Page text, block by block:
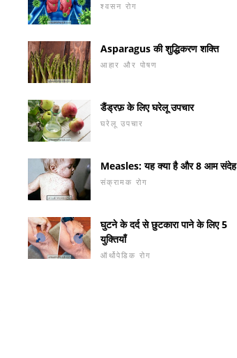
श्वसन रोग
Asparagus की शुद्धिकरण शक्ति
आहार और पोषण
डैंड्रफ़ के लिए घरेलू उपचार
घरेलू उपचार
Measles: यह क्या है और 8 आम संदेह
संक्रामक रोग
घुटने के दर्द से छुटकारा पाने के लिए 5
युक्तियाँ
ऑर्थोपेडिक रोग